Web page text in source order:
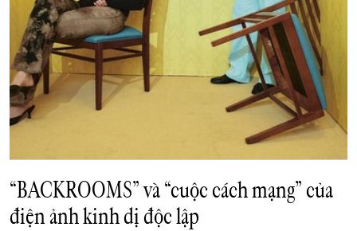
“BACKROOMS” và “cuộc cách mạng” của
điện ảnh kinh dị độc lập